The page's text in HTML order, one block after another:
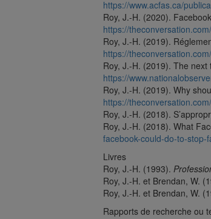
https://www.acfas.ca/
Roy, J.-H. (2020).
https://
Roy, J.-H. (2019).
https://
Roy, J.-H. (2019). The
https://
Roy, J.-H. (2019). Why
https://
Roy, J.-H. (2018).
Roy, J.-H. (2018). What
facebook-could-do-to-
Livres
Roy, J.-H. (1993).
Roy, J.-H. et Brendan, W.
Roy, J.-H. et Brendan, W.
Rapports de recherche ou